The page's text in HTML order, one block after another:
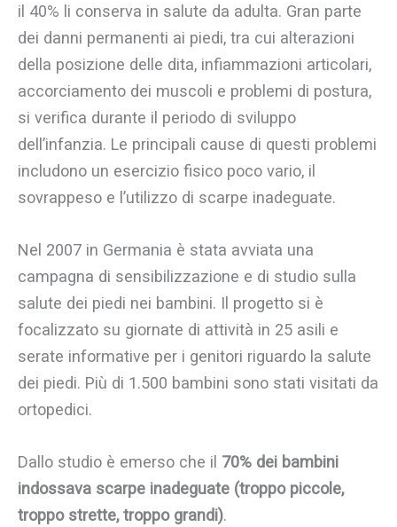
il 40% li conserva in salute da adulta. Gran parte
dei danni permanenti ai piedi, tra cui alterazioni
della posizione delle dita, infiammazioni articolari,
accorciamento dei muscoli e problemi di postura,
si verifica durante il periodo di sviluppo
dell’infanzia. Le principali cause di questi problemi
includono un esercizio fisico poco vario, il
sovrappeso e l’utilizzo di scarpe inadeguate.
Nel 2007 in Germania è stata avviata una
campagna di sensibilizzazione e di studio sulla
salute dei piedi nei bambini. Il progetto si è
focalizzato su giornate di attività in 25 asili e
serate informative per i genitori riguardo la salute
dei piedi. Più di 1.500 bambini sono stati visitati da
ortopedici.
Dallo studio è emerso che il 70% dei bambini
indossava scarpe inadeguate (troppo piccole,
troppo strette, troppo grandi).